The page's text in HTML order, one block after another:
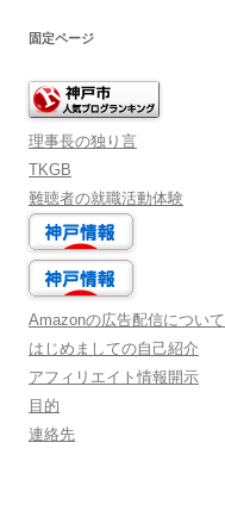
固定ページ
理事長の独り言
TKGB
難聴者の就職活動体験
Amazonの広告配信について
はじめましての自己紹介
アフィリエイト情報開示
目的
連絡先